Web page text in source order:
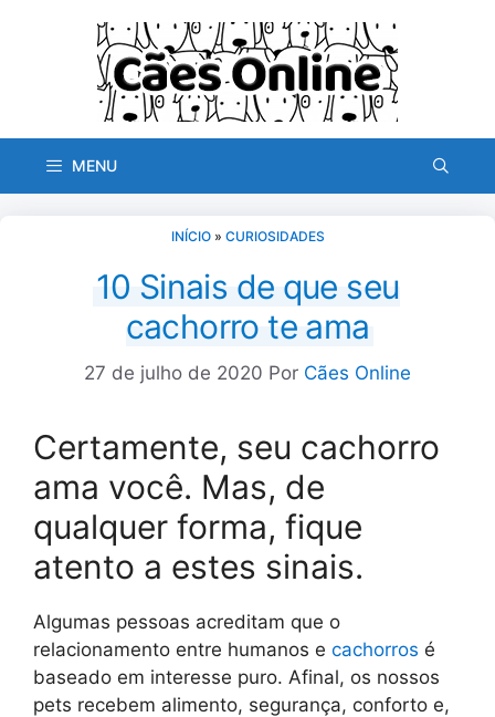
MENU
INÍCIO» CURIOSIDADES
10 Sinais de que seu
cachorro te ama
27 de julho de 2020 Por Cães Online
Certamente, seu cachorro
ama você. Mas, de
qualquer forma, fique
atento a estes sinais.
Algumas pessoas acreditam que o
relacionamento entre humanos e cachorros é
baseado em interesse puro. Afinal, os nossos
pets recebem alimento, segurança, conforto e,